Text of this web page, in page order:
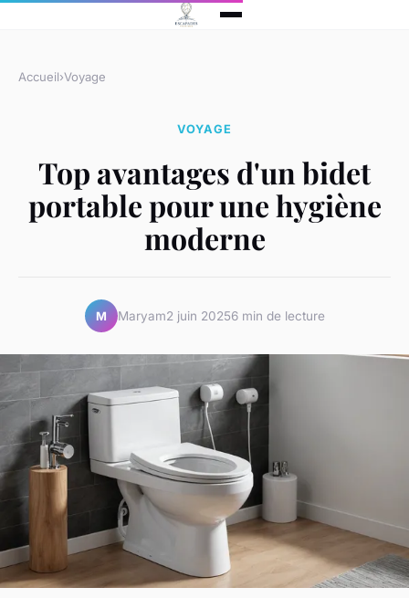
Accueil›Voyage
VOYAGE
Top avantages d'un bidet
portable pour une hygiène
moderne
M Maryam2 juin 20256 min de lecture